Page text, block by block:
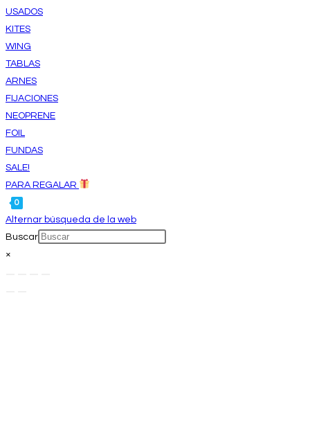
USADOS
KITES
WING
TABLAS
ARNES
FIJACIONES
NEOPRENE
FOIL
FUNDAS
SALE!
PARA REGALAR
0
Alternar búsqueda de la web
Buscar
×